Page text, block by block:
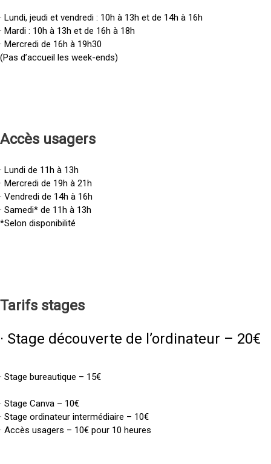
· Lundi, jeudi et vendredi : 10h à 13h et de 14h à 16h
· Mardi : 10h à 13h et de 16h à 18h
· Mercredi de 16h à 19h30
(Pas d’accueil les week-ends)
Accès usagers
· Lundi de 11h à 13h
· Mercredi de 19h à 21h
· Vendredi de 14h à 16h
· Samedi* de 11h à 13h
*Selon disponibilité
Tarifs stages
· Stage découverte de l’ordinateur – 20€
· Stage bureautique – 15€
· Stage Canva – 10€
· Stage ordinateur intermédiaire – 10€
· Accès usagers – 10€ pour 10 heures